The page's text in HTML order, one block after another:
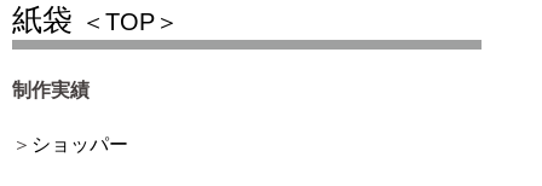
紙袋 ＜TOP＞
制作実績
ショッパー